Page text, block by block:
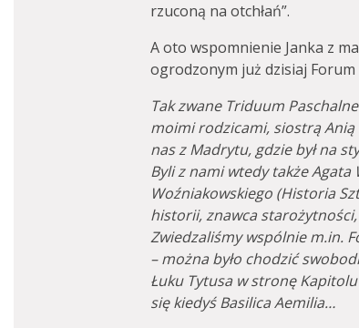
rzuconą na otchłań”.
A oto wspomnienie Janka z
ogrodzonym już dzisiaj Forum
Tak zwane Triduum
moimi rodzicami, siostrą Anią
nas z Madrytu, gdzie był na
Byli z nami wtedy także Agata
Woźniakowskiego (Historia
historii, znawca starożytności,
Zwiedzaliśmy wspólnie m.in.
– można było chodzić
Łuku Tytusa w stronę
się kiedyś Basilica Aemilia…